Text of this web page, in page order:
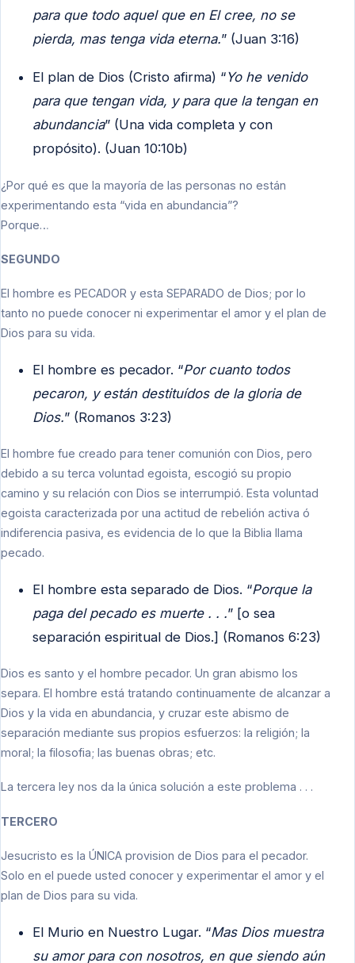
para que todo aquel que en El cree, no se
pierda, mas tenga vida eterna.” (Juan 3:16)
El plan de Dios (Cristo afirma) “Yo he venido
para que tengan vida, y para que la tengan en
abundancia” (Una vida completa y con
propósito). (Juan 10:10b)
¿Por qué es que la mayoría de las personas no están
experimentando esta “vida en abundancia”?
Porque…
SEGUNDO
El hombre es PECADOR y esta SEPARADO de Dios; por lo
tanto no puede conocer ni experimentar el amor y el plan de
Dios para su vida.
El hombre es pecador. “Por cuanto todos
pecaron, y están destituídos de la gloria de
Dios.” (Romanos 3:23)
El hombre fue creado para tener comunión con Dios, pero
debido a su terca voluntad egoista, escogió su propio
camino y su relación con Dios se interrumpió. Esta voluntad
egoista caracterizada por una actitud de rebelión activa ó
indiferencia pasiva, es evidencia de lo que la Biblia llama
pecado.
El hombre esta separado de Dios. “Porque la
paga del pecado es muerte . . .” [o sea
separación espiritual de Dios.] (Romanos 6:23)
Dios es santo y el hombre pecador. Un gran abismo los
separa. El hombre está tratando continuamente de alcanzar a
Dios y la vida en abundancia, y cruzar este abismo de
separación mediante sus propios esfuerzos: la religión; la
moral; la filosofia; las buenas obras; etc.
La tercera ley nos da la única solución a este problema . . .
TERCERO
Jesucristo es la ÚNICA provision de Dios para el pecador.
Solo en el puede usted conocer y experimentar el amor y el
plan de Dios para su vida.
El Murio en Nuestro Lugar. “Mas Dios muestra
su amor para con nosotros, en que siendo aún